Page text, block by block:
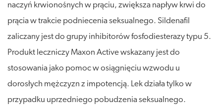
naczyń krwionośnych w prąciu, zwiększa napływ krwi do
prącia w trakcie podniecenia seksualnego. Sildenafil
zaliczany jest do grupy inhibitorów fosfodiesterazy typu 5.
Produkt leczniczy Maxon Active wskazany jest do
stosowania jako pomoc w osiągnięciu wzwodu u
dorosłych mężczyzn z impotencją. Lek działa tylko w
przypadku uprzedniego pobudzenia seksualnego.